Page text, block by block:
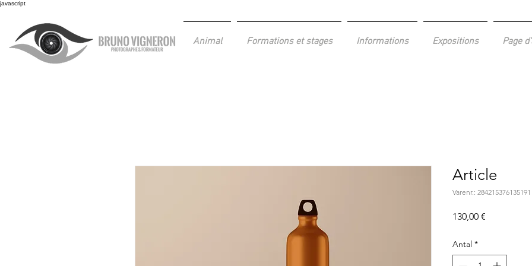
javascript
Animal Formations et stages Informations Expositions Page
Article
Varenr.: 284215376135191
130,00 €
Antal *